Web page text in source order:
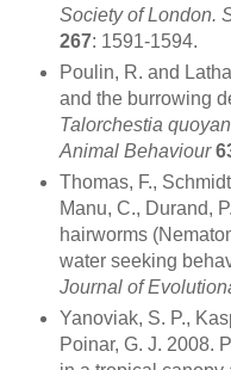
Society of London.
267: 1591-1594.
Poulin, R. and
and the burrowing
Talorchestia
Animal Behaviour
Thomas, F.,
Manu, C., Durand,
hairworms
water seeking
Journal of
Yanoviak, S. P.,
Poinar, G. J. 2008.